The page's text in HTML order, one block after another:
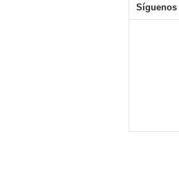
Síguenos